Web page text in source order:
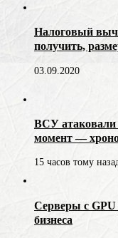
Налоговый
получить,
03.09.2020
ВСУ атаковали
момент —
15 часов тому
Серверы с
бизнеса